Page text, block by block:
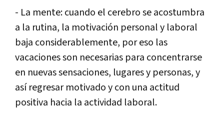
- La mente: cuando el cerebro se acostumbra
a la rutina, la motivación personal y laboral
baja considerablemente, por eso las
vacaciones son necesarias para concentrarse
en nuevas sensaciones, lugares y personas, y
así regresar motivado y con una actitud
positiva hacia la actividad laboral.